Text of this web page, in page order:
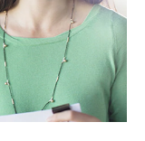
DÓNDE COMPRAR
PE (ES)
SUSCRÍBETE